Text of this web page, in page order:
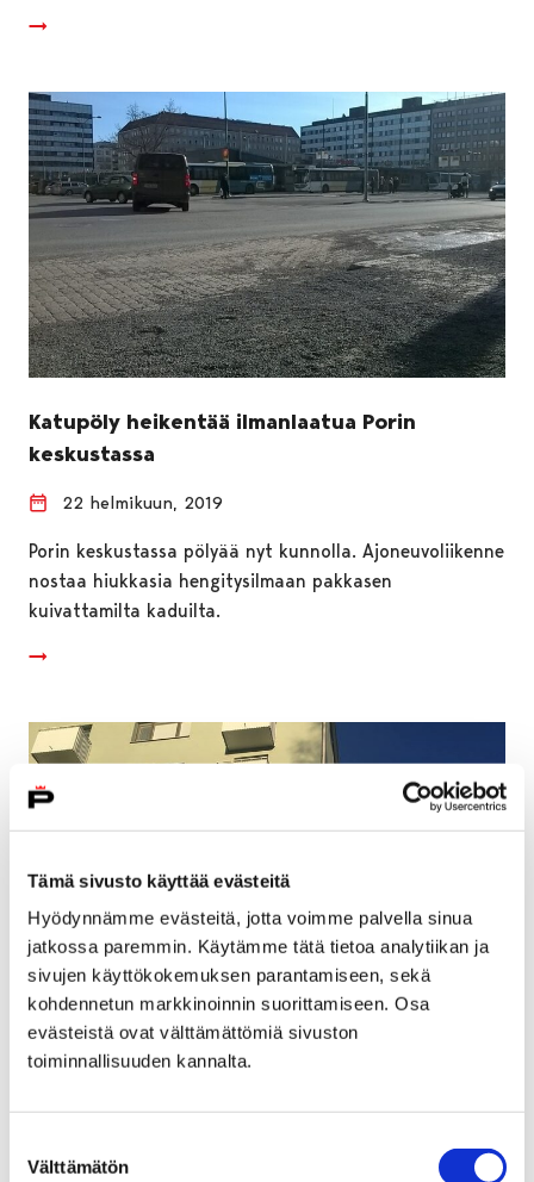
Tämä sivusto käyttää evästeitä
Hyödynnämme evästeitä, jotta voimme palvella sinua
jatkossa paremmin. Käytämme tätä tietoa analytiikan ja
sivujen käyttökokemuksen parantamiseen, sekä
kohdennetun markkinoinnin suorittamiseen. Osa
evästeistä ovat välttämättömiä sivuston
toiminnallisuuden kannalta.
valinta
Välttämätön
Katupöly heikentää ilmanlaatua Porin
keskustassa
22 helmikuun, 2019
Porin keskustassa pölyää nyt kunnolla. Ajoneuvoliikenne
nostaa hiukkasia hengitysilmaan pakkasen
kuivattamilta kaduilta.
Kaupunki myy käytöstä poistuneita